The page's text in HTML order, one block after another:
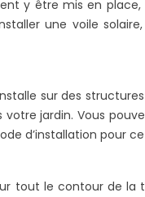
y être mis en
une voile
sur des
votre jardin. Vous
d’installation pour
tout le contour de